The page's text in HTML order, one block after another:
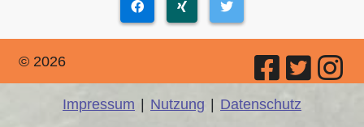
© 2026
Impressum Nutzung Datenschutz